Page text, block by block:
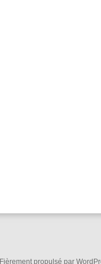
Fièrement propulsé par